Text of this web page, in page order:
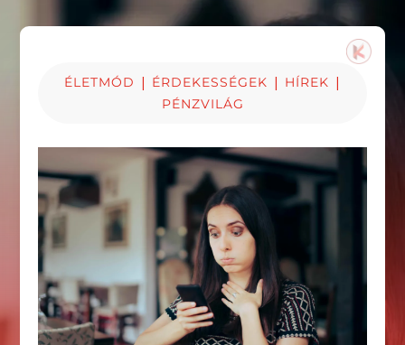
ÉLETMÓD | ÉRDEKESSÉGEK | HÍREK |
PÉNZVILÁG